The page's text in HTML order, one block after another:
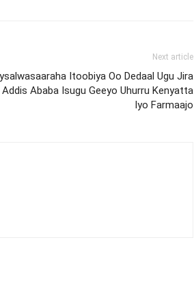
Next article
Itoobiya Oo Dedaal Ugu Jira
Addis Ababa Isugu Geeyo Uhurru Kenyatta
Iyo Farmaajo